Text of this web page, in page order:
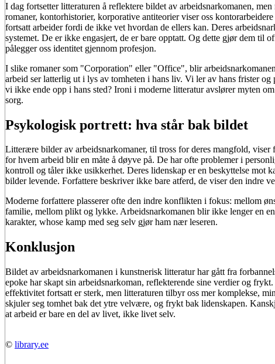
I dag fortsetter litteraturen å reflektere bildet av arbeidsnarkomanen,
romaner, kontorhistorier, korporative antiteorier viser oss
fortsatt arbeider fordi de ikke vet hvordan de ellers kan. Deres
systemet. De er ikke engasjert, de er bare opptatt. Og dette gjør dem til
pålegger oss identitet gjennom profesjon.
I slike romaner som "Corporation" eller "Office", blir
arbeid ser latterlig ut i lys av tomheten i hans liv. Vi ler av hans frister
vi ikke ende opp i hans sted? Ironi i moderne litteratur avslører myten
sorg.
Psykologisk portrett: hva står bak bildet
Litterære bilder av arbeidsnarkomaner, til tross for deres mangfold, viser
for hvem arbeid blir en måte å døyve på. De har ofte problemer i
kontroll og tåler ikke usikkerhet. Deres lidenskap er en beskyttelse mot
bilder levende. Forfattere beskriver ikke bare atferd, de viser den indre
Moderne forfattere plasserer ofte den indre konflikten i fokus: mellom
familie, mellom plikt og lykke. Arbeidsnarkomanen blir ikke lenger en
karakter, whose kamp med seg selv gjør ham nær leseren.
Konklusjon
Bildet av arbeidsnarkomanen i kunstnerisk litteratur har gått fra
epoke har skapt sin arbeidsnarkoman, reflekterende sine verdier og
effektivitet fortsatt er sterk, men litteraturen tilbyr oss mer komplekse,
skjuler seg tomhet bak det ytre velvære, og frykt bak lidenskapen.
at arbeid er bare en del av livet, ikke livet selv.
© library.ee